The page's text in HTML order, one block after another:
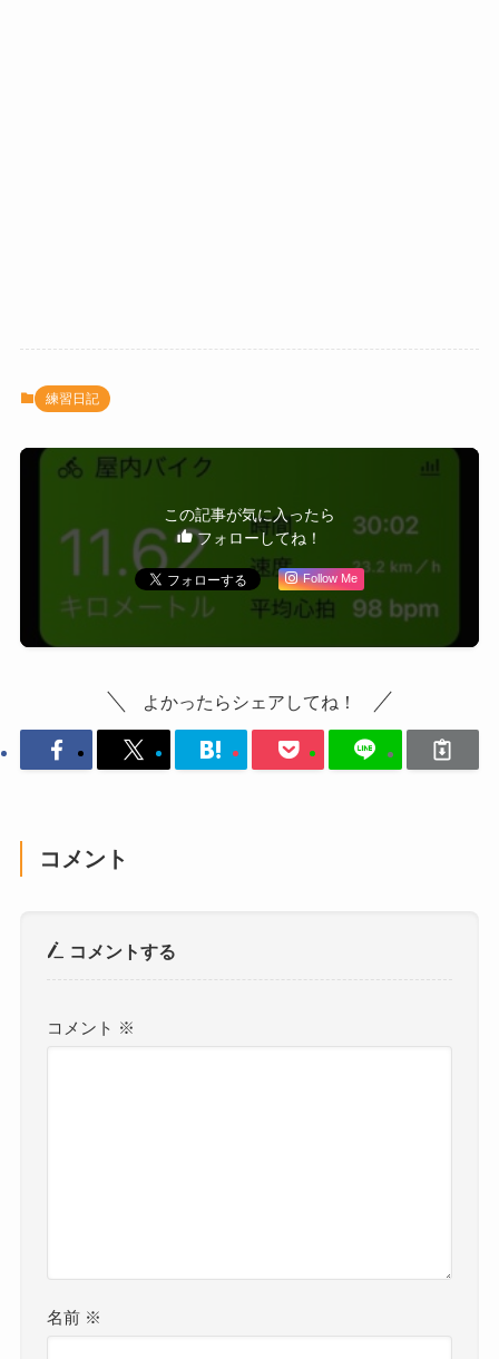
練習日記
この記事が気に入ったら
フォローしてね！
Follow Me
よかったらシェアしてね！
コメント
コメントする
コメント ※
名前 ※